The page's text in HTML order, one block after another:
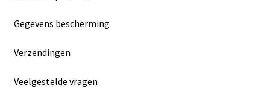
Gegevens bescherming
Verzendingen
Veelgestelde vragen